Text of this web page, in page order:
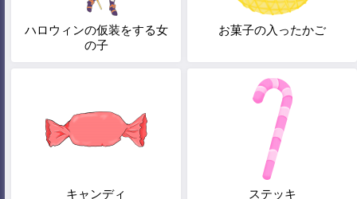
ハロウィンの仮装をする女
の子
お菓子の入ったかご
キャンディ ステッキ